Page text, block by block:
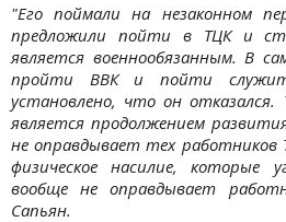
"Его поймали на незаконном
предложили пойти в ТЦК и
является военнообязанным. В
пройти ВВК и пойти
установлено, что он
является продолжением
не оправдывает тех работников
физическое насилие, которые
вообще не оправдывает
Сапьян.